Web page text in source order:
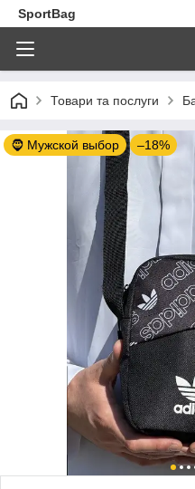
SportBag
Товари та послуги
🧔 Мужской выбор –18%